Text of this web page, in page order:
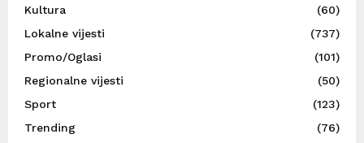
Kultura
(60)
Lokalne vijesti
(737)
Promo/Oglasi
(101)
Regionalne vijesti
(50)
Sport
(123)
Trending
(76)